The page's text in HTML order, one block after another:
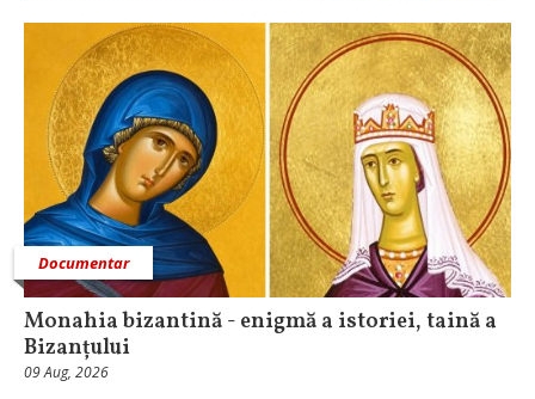
Documentar
Monahia bizantină - enigmă a istoriei, taină a
Bizanțului
09 Aug, 2026